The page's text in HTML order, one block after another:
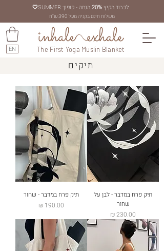
לכבוד הקיץ20% הנחה - קופון: SUMMER 🤍
משלוח חינם בקניה מעל 390 ש"ח
EN The First Yoga Muslin Blanket
תיקים
תיק פרח במדבר - לבן על
שחור
מחיר
תיק פרח במדבר - שחור
מחיר